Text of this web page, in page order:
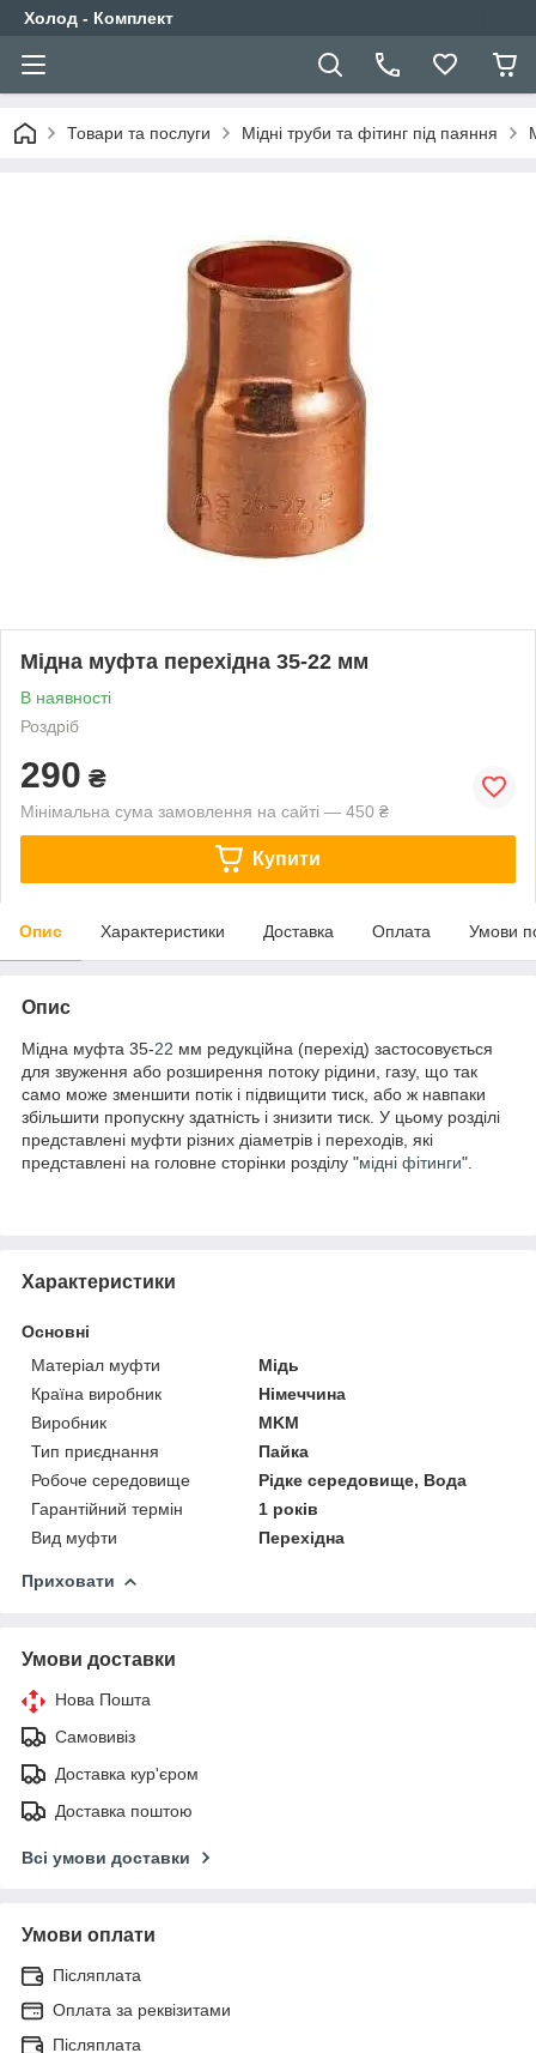
Холод - Комплект
Товари та послуги Мідні труби та фітинг під паяння
Мідна муфта перехідна 35-22 мм
В наявності
Роздріб
290 ₴
Мінімальна сума замовлення на сайті — 450 ₴
Купити
Опис Характеристики Доставка Оплата Умови
Опис
Мідна муфта 35-22 мм редукційна (перехід) застосовується
для звуження або розширення потоку рідини, газу, що так
само може зменшити потік і підвищити тиск, або ж навпаки
збільшити пропускну здатність і знизити тиск. У цьому розділі
представлені муфти різних діаметрів і переходів, які
представлені на головне сторінки розділу "мідні фітинги".
Характеристики
Основні
Матеріал муфти
Мідь
Країна виробник
Німеччина
Виробник
MKM
Тип приєднання
Пайка
Робоче середовище
Рідке середовище, Вода
Гарантійний термін
1 років
Вид муфти
Перехідна
Приховати
Умови доставки
Нова Пошта
Самовивіз
Доставка кур'єром
Доставка поштою
Всі умови доставки
Умови оплати
Післяплата
Оплата за реквізитами
Післяплата